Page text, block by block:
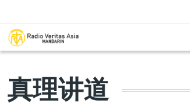
真理讲道